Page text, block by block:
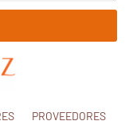
PROVEEDORES